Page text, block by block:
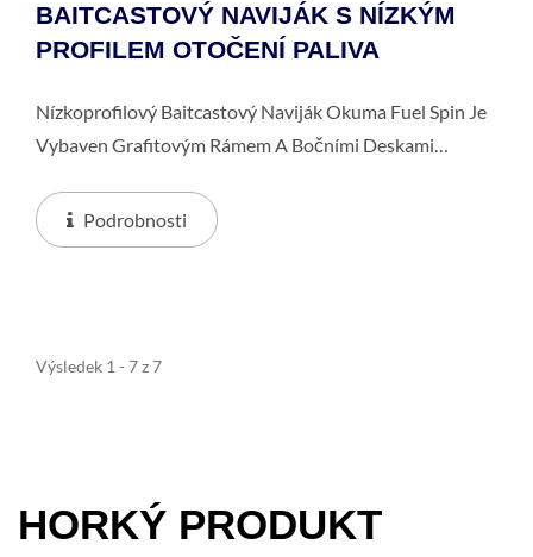
BAITCASTOVÝ NAVIJÁK S NÍZKÝM
PROFILEM OTOČENÍ PALIVA
Nízkoprofilový Baitcastový Naviják Okuma Fuel Spin Je
Vybaven Grafitovým Rámem A Bočními Deskami
A6061-T6. Je Také Vybaven Vícediskovým...
Podrobnosti
Výsledek 1 - 7 z 7
HORKÝ PRODUKT